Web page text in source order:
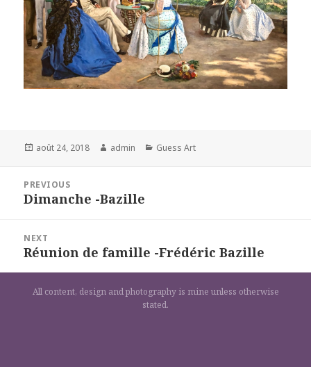
Posted
août 24, 2018 Author
admin Categories
Guess Art
l’article
PREVIOUS
Previous
Dimanche -Bazille
NEXT
Next
Réunion de famille -Frédéric Bazille
All content, design and photography is mine unless otherwise
stated.